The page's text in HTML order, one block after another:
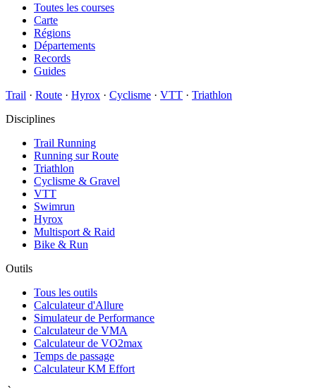
Toutes les courses
Carte
Régions
Départements
Records
Guides
Trail · Route · Hyrox · Cyclisme · VTT · Triathlon
Disciplines
Trail Running
Running sur Route
Triathlon
Cyclisme & Gravel
VTT
Swimrun
Hyrox
Multisport & Raid
Bike & Run
Outils
Tous les outils
Calculateur d'Allure
Simulateur de Performance
Calculateur de VMA
Calculateur de VO2max
Temps de passage
Calculateur KM Effort